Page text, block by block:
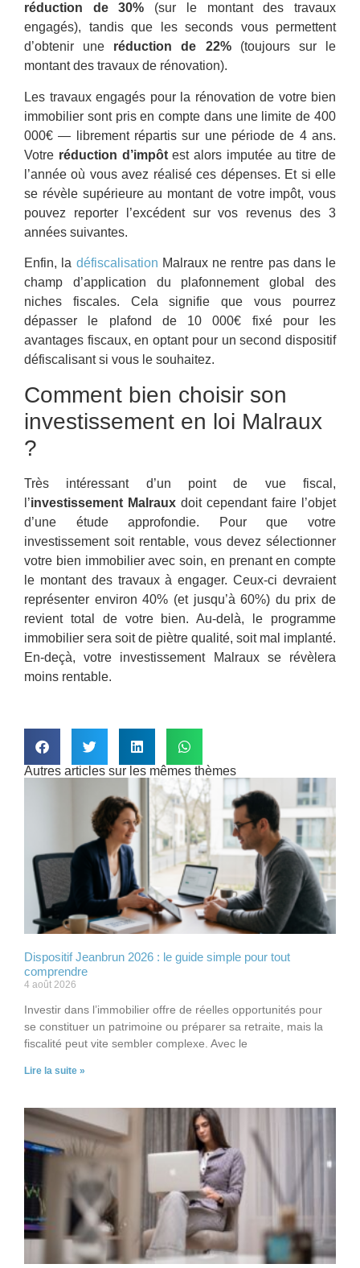
réduction de 30% (sur le montant des travaux
engagés), tandis que les seconds vous permettent
d’obtenir une réduction de 22%(toujours sur le
montant des travaux de rénovation).
Les travaux engagés pour la rénovation de votre bien
immobilier sont pris en compte dans une limite de 400
000€ — librement répartis sur une période de 4 ans.
Votre réduction d’impôtest alors imputée au titre de
l’année où vous avez réalisé ces dépenses. Et si elle
se révèle supérieure au montant de votre impôt, vous
pouvez reporter l’excédent sur vos revenus des 3
années suivantes.
Enfin, la défiscalisation Malraux ne rentre pas dans le
champ d’application du plafonnement global des
niches fiscales. Cela signifie que vous pourrez
dépasser le plafond de 10 000€ fixé pour les
avantages fiscaux, en optant pour un second dispositif
défiscalisant si vous le souhaitez.
Comment bien choisir son
investissement en loi Malraux
?
Très intéressant d’un point de vue fiscal,
l’investissement Malraux doit cependant faire l’objet
d’une étude approfondie. Pour que votre
investissement soit rentable, vous devez sélectionner
votre bien immobilier avec soin, en prenant en compte
le montant des travaux à engager. Ceux-ci devraient
représenter environ 40% (et jusqu’à 60%) du prix de
revient total de votre bien. Au-delà, le programme
immobilier sera soit de piètre qualité, soit mal implanté.
En-deçà, votre investissement Malraux se révèlera
moins rentable.
Autres articles sur les mêmes thèmes
Dispositif Jeanbrun 2026 : le guide simple pour tout
comprendre
4 août 2026
Investir dans l’immobilier offre de réelles opportunités pour
se constituer un patrimoine ou préparer sa retraite, mais la
fiscalité peut vite sembler complexe. Avec le
Lire la suite »